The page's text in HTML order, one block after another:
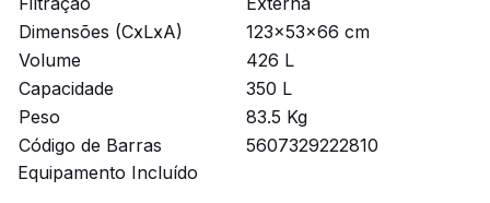
Dimensões (CxLxA)
123x53x66 cm
Volume
426 L
Capacidade
350 L
Peso
83.5 Kg
Código de Barras
5607329222810
Equipamento Incluído